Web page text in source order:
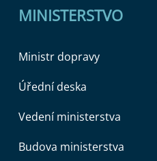
MINISTERSTVO
Ministr dopravy
Úřední deska
Vedení ministerstva
Budova ministerstva